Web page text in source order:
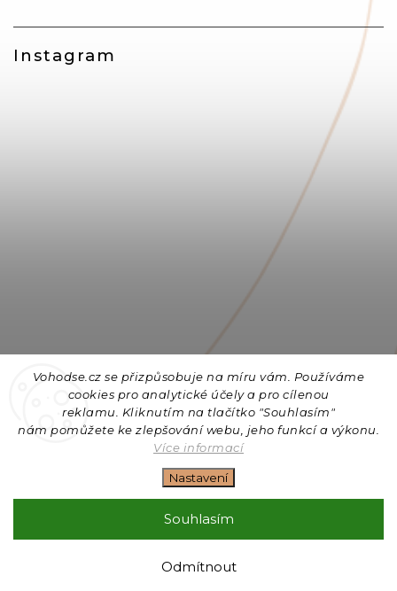
Vohodse.cz se přizpůsobuje na míru vám. Používáme
cookies pro analytické účely a pro cílenou
reklamu. Kliknutím na tlačítko "Souhlasím"
nám pomůžete ke zlepšování webu, jeho funkcí a výkonu.
Více informací
Nastavení
Odmítnout
Souhlasím
Instagram
Sledovat na Instagramu
Copyright 2026Vohodse.cz. Všechna práva vyhrazena.
Upravit nastavení cookies